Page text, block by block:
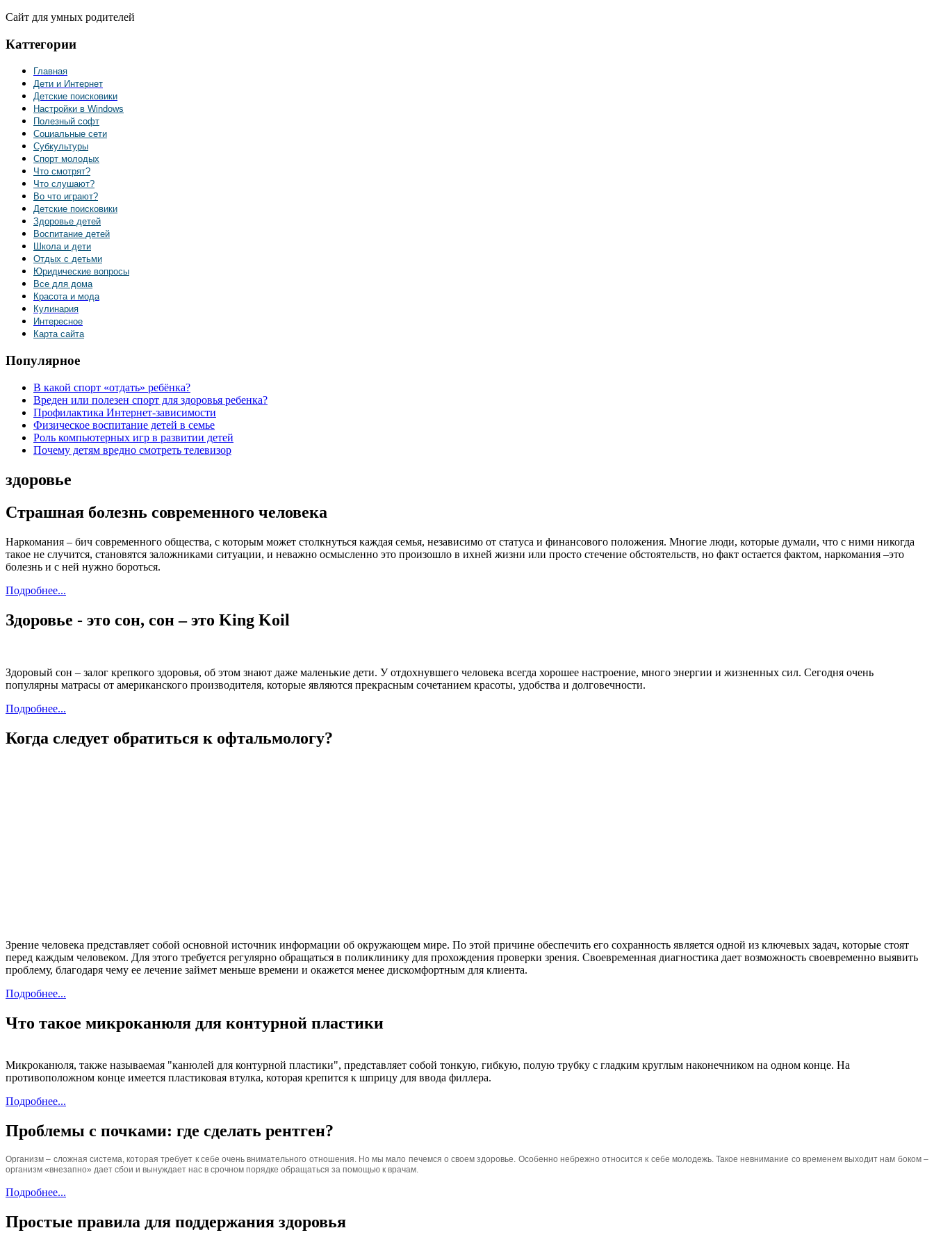
Сайт для умных родителей
Каттегории
Главная
Дети и Интернет
Детские поисковики
Настройки в Windows
Полезный софт
Социальные сети
Субкультуры
Спорт молодых
Что смотрят?
Что слушают?
Во что играют?
Детские поисковики
Здоровье детей
Воспитание детей
Школа и дети
Отдых с детьми
Юридические вопросы
Все для дома
Красота и мода
Кулинария
Интересное
Карта сайта
Популярное
В какой спорт «отдать» ребёнка?
Вреден или полезен спорт для здоровья ребенка?
Профилактика Интернет-зависимости
Физическое воспитание детей в семье
Роль компьютерных игр в развитии детей
Почему детям вредно смотреть телевизор
здоровье
Страшная болезнь современного человека
Наркомания – бич современного общества, с которым может столкнуться каждая семья, независимо от статуса и финансового положения. Многие люди, которые думали, что с ними никогда
такое не случится, становятся заложниками ситуации, и неважно осмысленно это произошло в ихней жизни или просто стечение обстоятельств, но факт остается фактом, наркомания –это
болезнь и с ней нужно бороться.
Подробнее...
Здоровье - это сон, сон – это King Koil
Здоровый сон – залог крепкого здоровья, об этом знают даже маленькие дети. У отдохнувшего человека всегда хорошее настроение, много энергии и жизненных сил. Сегодня очень
популярны матрасы от американского производителя, которые являются прекрасным сочетанием красоты, удобства и долговечности.
Подробнее...
Когда следует обратиться к офтальмологу?
Зрение человека представляет собой основной источник информации об окружающем мире. По этой причине обеспечить его сохранность является одной из ключевых задач, которые стоят
перед каждым человеком. Для этого требуется регулярно обращаться в поликлинику для прохождения проверки зрения. Своевременная диагностика дает возможность своевременно выявить
проблему, благодаря чему ее лечение займет меньше времени и окажется менее дискомфортным для клиента.
Подробнее...
Что такое микроканюля для контурной пластики
Микроканюля, также называемая "канюлей для контурной пластики", представляет собой тонкую, гибкую, полую трубку с гладким круглым наконечником на одном конце. На
противоположном конце имеется пластиковая втулка, которая крепится к шприцу для ввода филлера.
Подробнее...
Проблемы с почками: где сделать рентген?
Организм – сложная система, которая требует к себе очень внимательного отношения. Но мы мало печемся о своем здоровье. Особенно небрежно относится к себе молодежь. Такое невнимание со временем выходит нам боком –
организм «внезапно» дает сбои и вынуждает нас в срочном порядке обращаться за помощью к врачам.
Подробнее...
Простые правила для поддержания здоровья